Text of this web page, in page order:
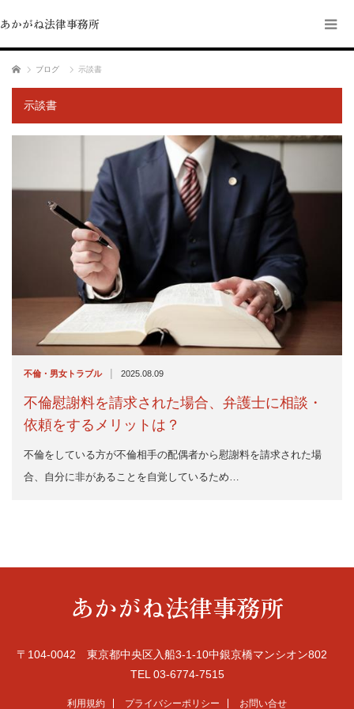
あかがね法律事務所
ホーム ブログ 示談書
示談書
不倫・男女トラブル | 2025.08.09
不倫慰謝料を請求された場合、弁護士に相談・
依頼をするメリットは？
不倫をしている方が不倫相手の配偶者から慰謝料を請求された場
合、自分に非があることを自覚しているため…
あかがね法律事務所
〒104-0042 東京都中央区入船3-1-10中銀京橋マンシオン802
TEL 03-6774-7515
利用規約 プライバシーポリシー お問い合せ